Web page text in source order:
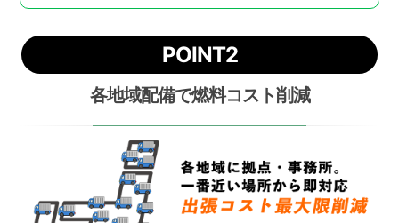
POINT2
各地域配備で燃料コスト削減